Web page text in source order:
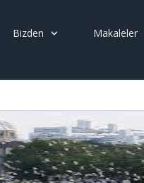
Bizden Makaleler